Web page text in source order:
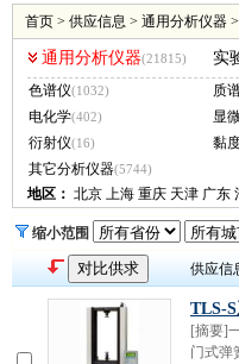
首页 > 供应信息 > 通用分析仪器 >
通用分析仪器(21815) 实
色谱仪(1032) 质
电化学(402) 显
衍射仪(16) 黏
其它分析仪器(5744)
地区： 北京 上海 重庆 天津 广东
缩小范围
供应信
TLS-
[摘要]
门式弹